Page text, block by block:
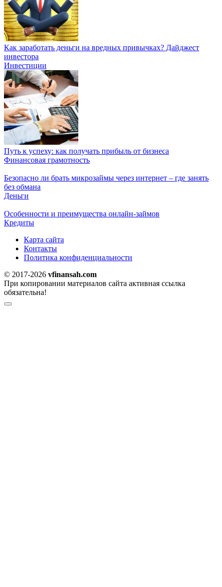
Как заработать деньги на вредных привычках? Дайджест
инвестора
Инвестиции
Путь к успеху: как получать прибыль от бизнеса
Финансовая грамотность
Безопасно ли брать микрозаймы через интернет – где занять
без обмана
Деньги
Особенности и преимущества онлайн-займов
Кредиты
Карта сайта
Контакты
Политика конфиденциальности
© 2017-2026 vfinansah.com
При копировании материалов сайта активная ссылка
обязательна!